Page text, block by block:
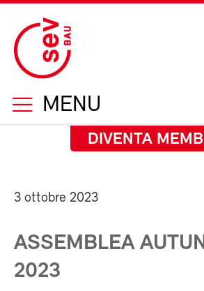
MENU
DIVENTA
3 ottobre 2023
ASSEMBLEA
2023